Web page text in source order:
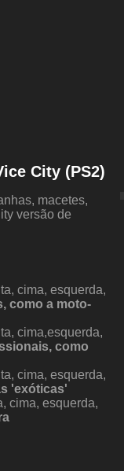
City (PS2)
macetes,
versão de
cima, esquerda,
como a moto-
cima,esquerda,
como
cima, esquerda,
'exóticas'
cima, esquerda,